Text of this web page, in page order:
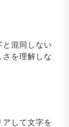
と混同しない
を理解しな
して文字を